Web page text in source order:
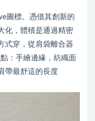
圖標。憑借其創新的
化，體積是通過精密
式穿，從肩袋離合器
：手繪邊緣，紡織面
帶最舒這的長度